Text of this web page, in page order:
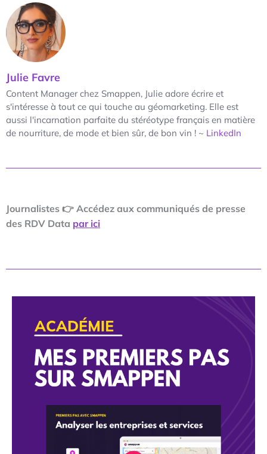
Julie Favre
Content Manager chez Smappen, Julie adore écrire et
s'intéresse à tout ce qui touche au géomarketing. Elle est
aussi l'incarnation parfaite du stéréotype français en matière
de nourriture, de mode et bien sûr, de bon vin ! ~ LinkedIn
Journalistes 👉 Accédez aux communiqués de presse
des RDV Data par ici